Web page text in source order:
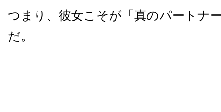
つまり、彼女こそが「真のパートナ
だ。